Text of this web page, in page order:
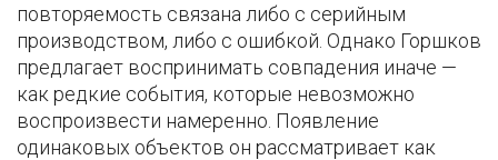
повторяемость связана либо с серийным
производством, либо с ошибкой. Однако Горшков
предлагает воспринимать совпадения иначе —
как редкие события, которые невозможно
воспроизвести намеренно. Появление
одинаковых объектов он рассматривает как